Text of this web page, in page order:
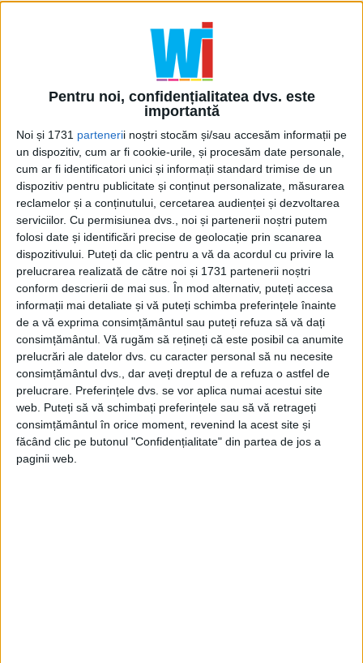
Pentru noi, confidențialitatea dvs. este
importantă
Noi și 1731 partenerii noștri stocăm și/sau accesăm informații pe
un dispozitiv, cum ar fi cookie-urile, și procesăm date personale,
cum ar fi identificatori unici și informații standard trimise de un
dispozitiv pentru publicitate și conținut personalizate, măsurarea
reclamelor și a conținutului, cercetarea audienței și dezvoltarea
serviciilor. Cu permisiunea dvs., noi și partenerii noștri putem
folosi date și identificări precise de geolocație prin scanarea
dispozitivului. Puteți da clic pentru a vă da acordul cu privire la
prelucrarea realizată de către noi și 1731 partenerii noștri
conform descrierii de mai sus. În mod alternativ, puteți accesa
informații mai detaliate și vă puteți schimba preferințele înainte
de a vă exprima consimțământul sau puteți refuza să vă dați
consimțământul. Vă rugăm să rețineți că este posibil ca anumite
prelucrări ale datelor dvs. cu caracter personal să nu necesite
consimțământul dvs., dar aveți dreptul de a refuza o astfel de
prelucrare. Preferințele dvs. se vor aplica numai acestui site
web. Puteți să vă schimbați preferințele sau să vă retrageți
consimțământul în orice moment, revenind la acest site și
făcând clic pe butonul "Confidențialitate" din partea de jos a
paginii web.
30 January 2020
0
What's the frontend !?
28 January 2020
What is a backend !?
28 January 2020
0
What is a framework !?
27 January 2020
What is an API (Application Programming
Interface) !?
24 January 2020
What is web content !?